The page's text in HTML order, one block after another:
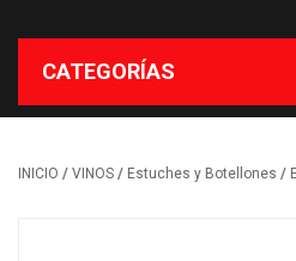
CATEGORÍAS
INICIO / VINOS / Estuches y Botellones /